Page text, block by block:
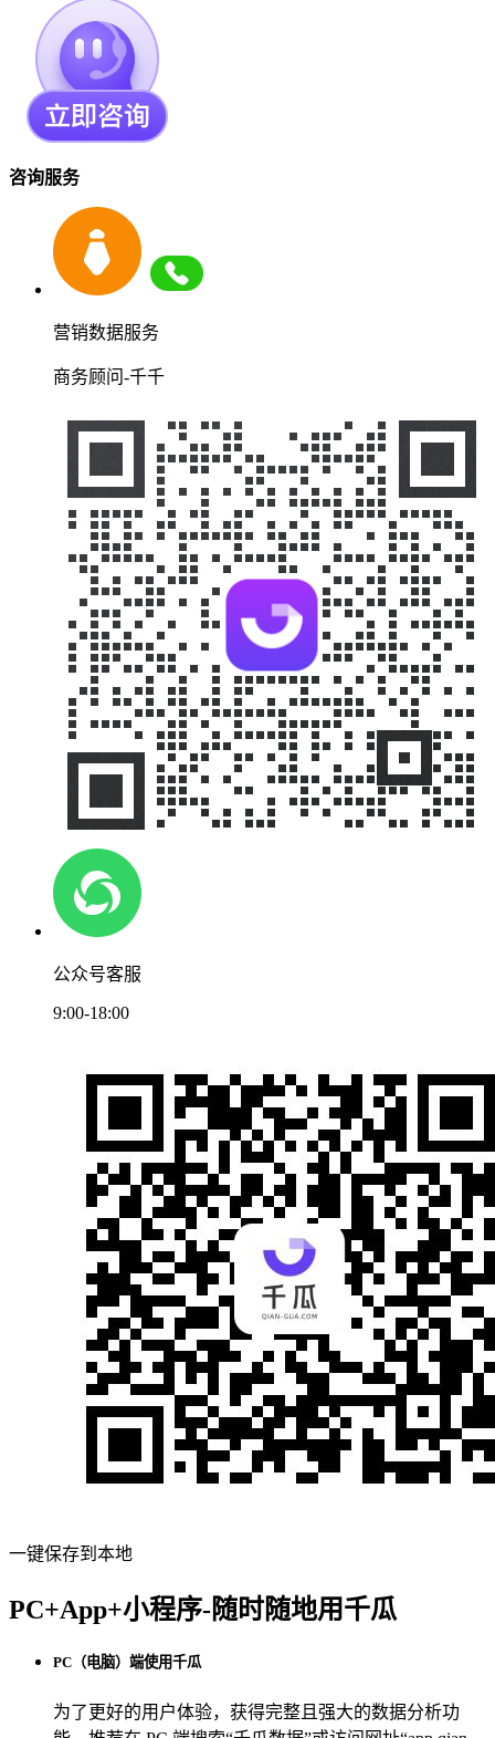
咨询服务
营销数据服务
商务顾问-千千
公众号客服
9:00-18:00
一键保存到本地
PC+App+小程序-随时随地用千瓜
PC（电脑）端使用千瓜
为了更好的用户体验，获得完整且强大的数据分析功